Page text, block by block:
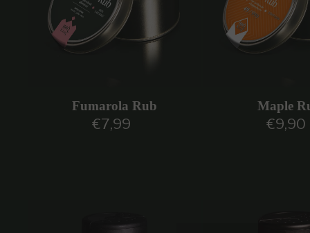
Fumarola Rub
Prezzo regolare
€7,99
Maple
Prezzo
€9,90